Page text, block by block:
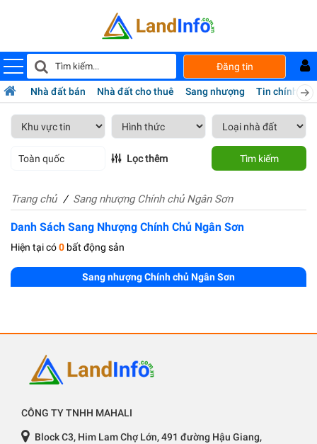
Đăng tin
Nhà đất bán Nhà đất cho thuê Sang nhượng Tin chính chủ
Toàn quốc Lọc thêm Tìm kiếm
Trang chủ Sang nhượng Chính chủ Ngân Sơn
Danh Sách Sang Nhượng Chính Chủ Ngân Sơn
Hiện tại có0 bất động sản
Sang nhượng Chính chủ Ngân Sơn
CÔNG TY TNHH MAHALI
Block C3, Him Lam Chợ Lớn, 491 đường Hậu Giang,